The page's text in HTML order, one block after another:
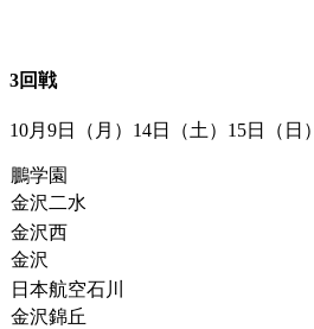
3回戦
10月9日（月）14日（土）15日（日）
鵬学園
金沢二水
金沢西
金沢
日本航空石川
金沢錦丘